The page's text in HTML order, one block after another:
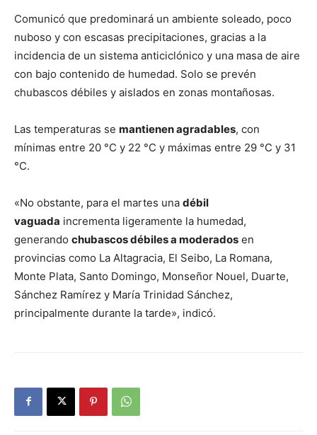
Comunicó que predominará un ambiente soleado, poco
nuboso y con escasas precipitaciones, gracias a la
incidencia de un sistema anticiclónico y una masa de aire
con bajo contenido de humedad. Solo se prevén
chubascos débiles y aislados en zonas montañosas.
Las temperaturas se mantienen agradables, con
mínimas entre 20 °C y 22 °C y máximas entre 29 °C y 31
°C.
«No obstante, para el martes una débil
vaguada incrementa ligeramente la humedad,
generando chubascos débiles a moderados en
provincias como La Altagracia, El Seibo, La Romana,
Monte Plata, Santo Domingo, Monseñor Nouel, Duarte,
Sánchez Ramírez y María Trinidad Sánchez,
principalmente durante la tarde», indicó.